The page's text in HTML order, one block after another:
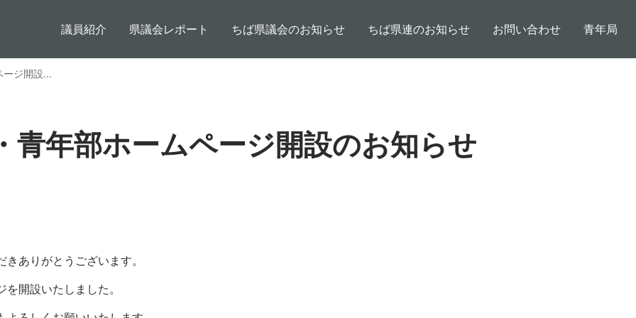
メインナビゲーション
議員紹介 県議会レポート ちば県議会のお知らせ ちば県連のお知らせ お問い合わせ 青年局
ージ開設...
青年部ホームページ開設のお知らせ
ありがとうございます。
開設いたしました。